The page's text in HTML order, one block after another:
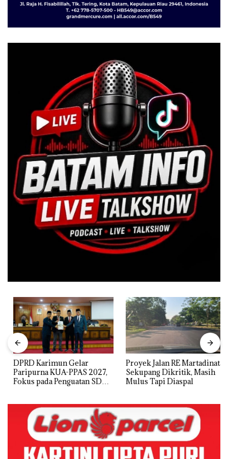
DPRD Karimun Gelar
Paripurna KUA-PPAS 2027,
Fokus pada Penguatan SDM,
Proyek Jalan RE Martadinata
Sekupang Dikritik, Masih
Mulus Tapi Diaspal